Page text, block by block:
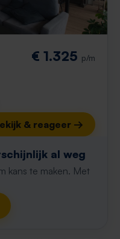
€ 1.325 p/m
& reageer →
al weg
kans te maken. Met